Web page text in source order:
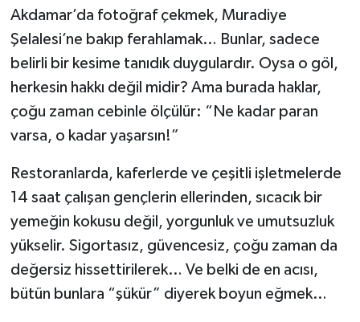
Akdamar’da fotoğraf çekmek, Muradiye
Şelalesi’ne bakıp ferahlamak… Bunlar, sadece
belirli bir kesime tanıdık duygulardır. Oysa o göl,
herkesin hakkı değil midir? Ama burada haklar,
çoğu zaman cebinle ölçülür: “Ne kadar paran
varsa, o kadar yaşarsın!”
Restoranlarda, kaferlerde ve çeşitli işletmelerde
14 saat çalışan gençlerin ellerinden, sıcacık bir
yemeğin kokusu değil, yorgunluk ve umutsuzluk
yükselir. Sigortasız, güvencesiz, çoğu zaman da
değersiz hissettirilerek… Ve belki de en acısı,
bütün bunlara “şükür” diyerek boyun eğmek…